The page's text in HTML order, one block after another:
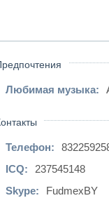
Любимая музыка:
Телефон:
ICQ:
237545148
Skype:
FudmexBY